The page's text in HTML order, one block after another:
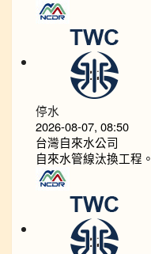
停水
2026-08-07, 08:50
台灣自來水公司
自來水管線汰換工程。